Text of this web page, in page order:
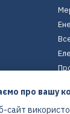
про вашу
сайт